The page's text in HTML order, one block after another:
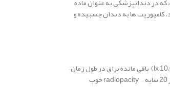
ها به دندان چسبيده و
–باقی مانده براق در طول زمان –
–radiopacity خوب